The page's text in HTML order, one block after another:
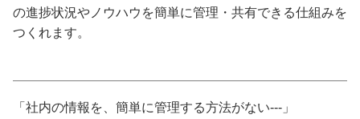
の進捗状況やノウハウを簡単に管理・共有できる仕組みを
つくれます。
「社内の情報を、簡単に管理する方法がない---」